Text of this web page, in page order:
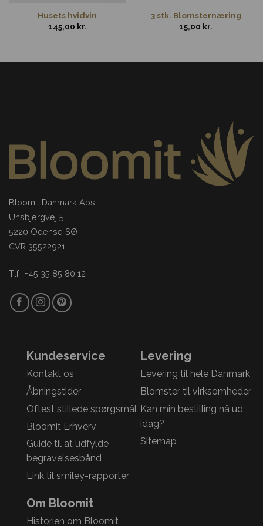
Husets hvidvin
145,00 kr.
3 stk. Blomsternæring
15,00 kr.
Bloomit Danmark Aps
Unsbjergvej 5.
5220 Odense SØ
CVR 35522921
Tlf.: +45 35 85 80 12
Kundeservice
Kontakt os
Åbningstider
Oftest stillede spørgsmål
Bloomit Erhverv
Guide til at udfylde
begravelsesbånd
Link til smiley-rapporter
Levering
Levering til hele Danmark
Blomster til virksomheder
Kan min bestilling nå ud
idag?
Sitemap
Om Bloomit
Historien om Bloomit